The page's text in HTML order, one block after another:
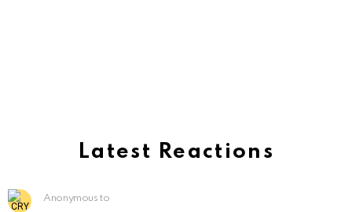
Latest Reactions
Anonymous to